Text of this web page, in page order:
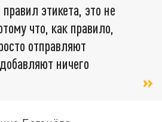
этикета, это не
что, как правило,
отправляют
ничего